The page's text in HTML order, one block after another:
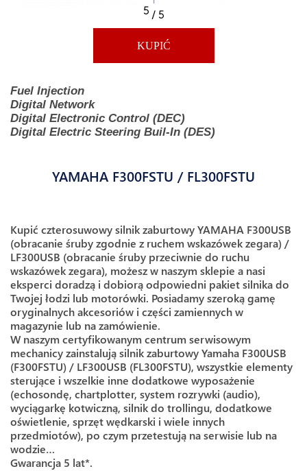
5 / 5
KUPIĆ
Fuel Injection
Digital Network
Digital Electronic Control (DEC)
Digital Electric Steering Buil-In (DES)
YAMAHA F300FSTU / FL300FSTU
Kupić czterosuwowy silnik zaburtowy YAMAHA F300USB
(obracanie śruby zgodnie z ruchem wskazówek zegara) /
LF300USB (obracanie śruby przeciwnie do ruchu
wskazówek zegara), możesz w naszym sklepie a nasi
eksperci doradzą i dobiorą odpowiedni pakiet silnika do
Twojej łodzi lub motorówki. Posiadamy szeroką gamę
oryginalnych akcesoriów i części zamiennych w
magazynie lub na zamówienie.
W naszym certyfikowanym centrum serwisowym
mechanicy zainstalują silnik zaburtowy Yamaha F300USB
(F300FSTU) / LF300USB (FL300FSTU), wszystkie elementy
sterujące i wszelkie inne dodatkowe wyposażenie
(echosondę, chartplotter, system rozrywki (audio),
wyciągarkę kotwiczną, silnik do trollingu, dodatkowe
oświetlenie, sprzęt wędkarski i wiele innych
przedmiotów), po czym przetestują na serwisie lub na
wodzie…
Gwarancja 5 lat*.